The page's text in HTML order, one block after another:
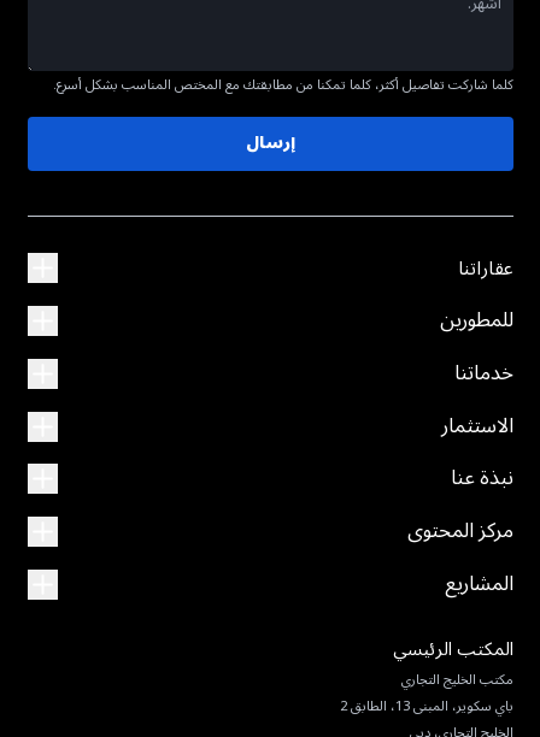
كلما شاركت تفاصيل أكثر، كلما تمكنا من مطابقتك مع المختص المناسب بشكل أسرع.
إرسال
عقاراتنا
للمطورين
خدماتنا
الاستثمار
نبذة عنا
مركز المحتوى
المشاريع
المكتب الرئيسي